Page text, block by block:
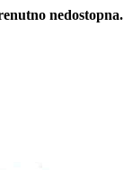
nedostopna.